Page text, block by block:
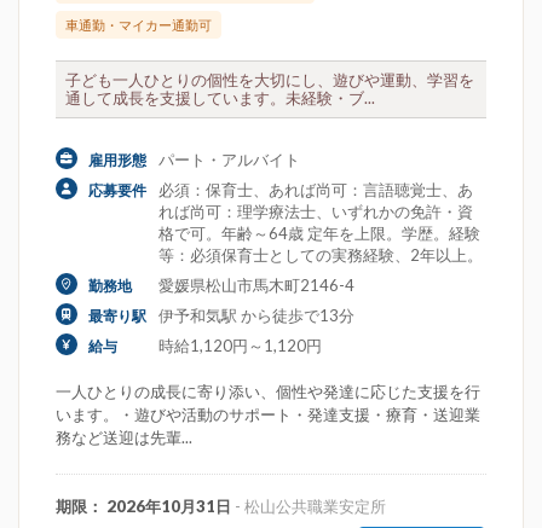
車通勤・マイカー通勤可
子ども一人ひとりの個性を大切にし、遊びや運動、学習を
通して成長を支援しています。未経験・ブ...
雇用形態 パート・アルバイト
応募要件
必須：保育士、あれば尚可：言語聴覚士、あ
れば尚可：理学療法士、いずれかの免許・資
格で可。年齢～64歳 定年を上限。学歴。経験
等：必須保育士としての実務経験、2年以上。
勤務地 愛媛県松山市馬木町2146-4
最寄り駅 伊予和気駅 から徒歩で13分
給与 時給1,120円～1,120円
一人ひとりの成長に寄り添い、個性や発達に応じた支援を行
います。・遊びや活動のサポート・発達支援・療育・送迎業
務など送迎は先輩...
期限： 2026年10月31日 - 松山公共職業安定所